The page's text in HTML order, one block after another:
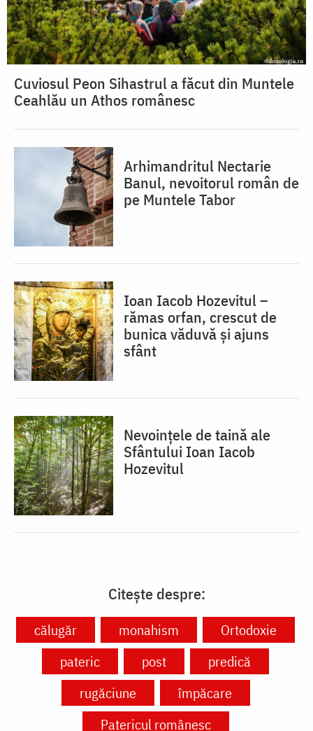
Cuviosul Peon Sihastrul a făcut din Muntele
Ceahlău un Athos românesc
Arhimandritul Nectarie
Banul, nevoitorul român de
pe Muntele Tabor
Ioan Iacob Hozevitul –
rămas orfan, crescut de
bunica văduvă și ajuns
sfânt
Nevoințele de taină ale
Sfântului Ioan Iacob
Hozevitul
Citește despre:
călugăr monahism
Ortodoxie
pateric
post
predică
rugăciune
împăcare
Patericul românesc